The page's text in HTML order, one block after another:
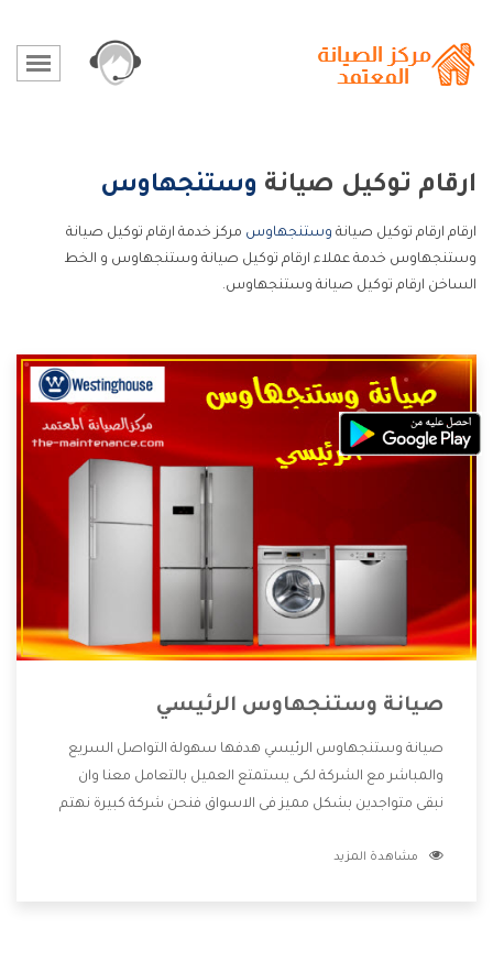
ارقام توكيل صيانة وستنجهاوس
ارقام ارقام توكيل صيانة وستنجهاوس مركز خدمة ارقام توكيل صيانة
وستنجهاوس خدمة عملاء ارقام توكيل صيانة وستنجهاوس و الخط
الساخن ارقام توكيل صيانة وستنجهاوس.
صيانة وستنجهاوس الرئيسي
صيانة وستنجهاوس الرئيسي هدفها سهولة التواصل السريع
والمباشر مع الشركة لكى يستمتع العميل بالتعامل معنا وان
نبقى متواجدين بشكل مميز فى الاسواق فنحن شركة كبيرة نهتم
الشركة بها والتى تكون منها خدمة الصيانة التى تكون من أهم
مشاهدة المزيد